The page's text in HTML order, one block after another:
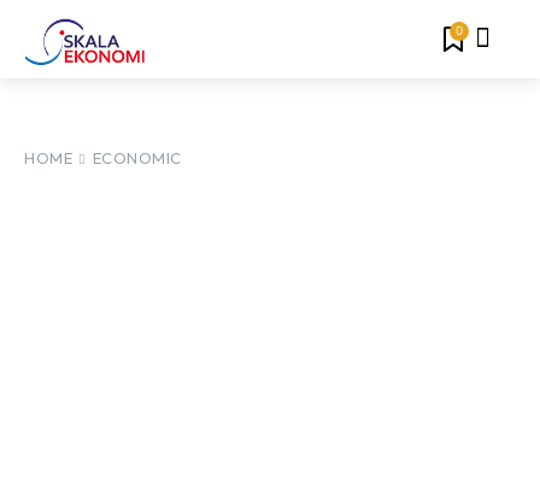
0
HOME ECONOMIC